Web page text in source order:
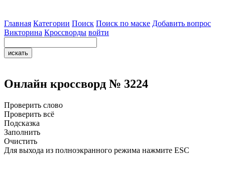
Главная Категории Поиск Поиск по маске Добавить вопрос
Викторина Кроссворды войти
Онлайн кроссворд № 3224
Проверить слово
Проверить всё
Подсказка
Заполнить
Очистить
Для выхода из полноэкранного режима нажмите ESC